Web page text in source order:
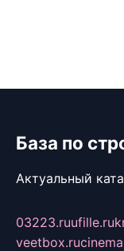
База по
Актуальный
03223.ruufille.ru
veetbox.ru